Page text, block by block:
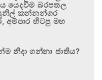
යෙදවීම බරපතල
කන්නන්ගර
අම්පාර හිටපු මහ
නිදා ගන්නා ජාතිය?